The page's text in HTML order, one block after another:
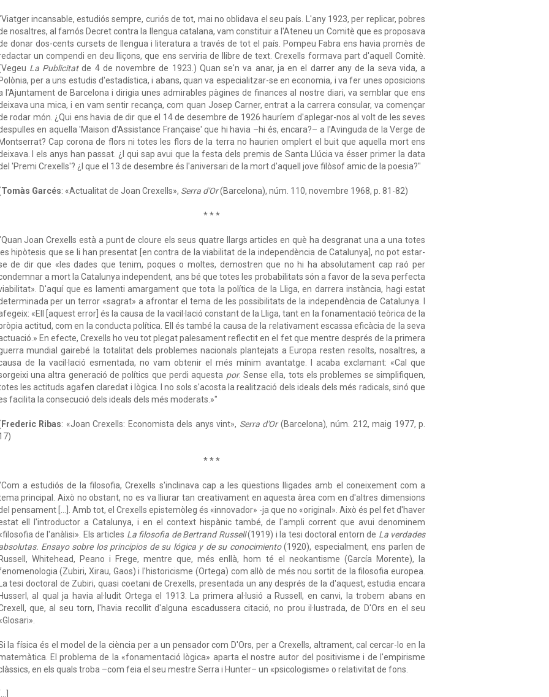
incansable, estudiós sempre, curiós de tot, mai no oblidava el seu país. L'any 1923, per replicar, pobres
nosaltres, al famós Decret contra la llengua catalana, vam constituir a l'Ateneu un Comitè que es proposava
donar dos-cents cursets de llengua i literatura a través de tot el país. Pompeu Fabra ens havia promès de
un compendi en deu lliçons, que ens serviria de llibre de text. Crexells formava part d'aquell Comitè.
La Publicitatde 4 de novembre de 1923.) Quan se'n va anar, ja en el darrer any de la seva vida, a
per a uns estudis d'estadística, i abans, quan va especialitzar-se en economia, i va fer unes oposicions
l'Ajuntament de Barcelona i dirigia unes admirables pàgines de finances al nostre diari, va semblar que ens
una mica, i en vam sentir recança, com quan Josep Carner, entrat a la carrera consular, va començar
rodar món. ¿Qui ens havia de dir que el 14 de desembre de 1926 hauríem d'aplegar-nos al volt de les seves
en aquella 'Maison d'Assistance Française' que hi havia –hi és, encara?– a l'Avinguda de la Verge de
Cap corona de flors ni totes les flors de la terra no haurien omplert el buit que aquella mort ens
I els anys han passat. ¿I qui sap avui que la festa dels premis de Santa Llúcia va ésser primer la data
'Premi Crexells'? ¿I que el 13 de desembre és l'aniversari de la mort d'aquell jove filòsof amic de la poesia?"
Tomàs Garcés: «Actualitat de Joan Crexells», Serra d'Or(Barcelona), núm. 110, novembre 1968, p. 81-82)
* * *
Joan Crexells està a punt de cloure els seus quatre llargs articles en què ha desgranat una a una totes
hipòtesis que se li han presentat [en contra de la viabilitat de la independència de Catalunya], no pot estar-
de dir que «les dades que tenim, poques o moltes, demostren que no hi ha absolutament cap raó per
a mort la Catalunya independent, ans bé que totes les probabilitats són a favor de la seva perfecta
D'aquí que es lamenti amargament que tota la política de la Lliga, en darrera instància, hagi estat
per un terror «sagrat» a afrontar el tema de les possibilitats de la independència de Catalunya. I
«Ell [aquest error] és la causa de la vacil·lació constant de la Lliga, tant en la fonamentació teòrica de la
actitud, com en la conducta política. Ell és també la causa de la relativament escassa eficàcia de la seva
En efecte, Crexells ho veu tot plegat palesament reflectit en el fet que mentre després de la primera
mundial gairebé la totalitat dels problemes nacionals plantejats a Europa resten resolts, nosaltres, a
de la vacil·lació esmentada, no vam obtenir el més mínim avantatge. I acaba exclamant: «Cal que
una altra generació de polítics que perdi aquesta por. Sense ella, tots els problemes se simplifiquen,
les actituds agafen claredat i lògica. I no sols s'acosta la realització dels ideals dels més radicals, sinó que
facilita la consecució dels ideals dels més moderats.»"
Frederic Ribas: «Joan Crexells: Economista dels anys vint», Serra d'Or(Barcelona), núm. 212, maig 1977, p.
* * *
a estudiós de la filosofia, Crexells s'inclinava cap a les qüestions lligades amb el coneixement com a
principal. Això no obstant, no es va lliurar tan creativament en aquesta àrea com en d'altres dimensions
pensament [...]. Amb tot, el Crexells epistemòleg és «innovador» -ja que no «original». Això és pel fet d'haver
ell l'introductor a Catalunya, i en el context hispànic també, de l'ampli corrent que avui denominem
de l'anàlisi». Els articles La filosofia de Bertrand Russell(1919) i la tesi doctoral entorn de La verdades
Ensayo sobre los principios de su lógica y de su conocimiento(1920), especialment, ens parlen de
Whitehead, Peano i Frege, mentre que, més enllà, hom té el neokantisme (García Morente), la
(Zubiri, Xirau, Gaos) i l'historicisme (Ortega) com allò de més nou sortit de la filosofia europea.
tesi doctoral de Zubiri, quasi coetani de Crexells, presentada un any després de la d'aquest, estudia encara
al qual ja havia al·ludit Ortega el 1913. La primera al·lusió a Russell, en canvi, la trobem abans en
que, al seu torn, l'havia recollit d'alguna escadussera citació, no prou il·lustrada, de D'Ors en el seu
la física és el model de la ciència per a un pensador com D'Ors, per a Crexells, altrament, cal cercar-lo en la
El problema de la «fonamentació lògica» aparta el nostre autor del positivisme i de l'empirisme
en els quals troba –com feia el seu mestre Serra i Hunter– un «psicologisme» o relativitat de fons.